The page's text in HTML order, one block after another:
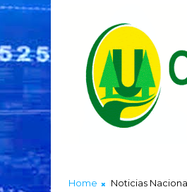
Home Noticias